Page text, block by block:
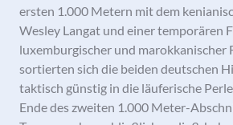
ersten 1.000 Metern mit dem
Wesley Langat und einer temporären
luxemburgischer und marokkanischer
sortierten sich die beiden deutschen
taktisch günstig in die läuferische
Ende des zweiten 1.000 Meter-